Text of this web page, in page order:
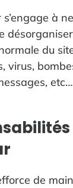
s’engage à
du
virus,
etc…
de